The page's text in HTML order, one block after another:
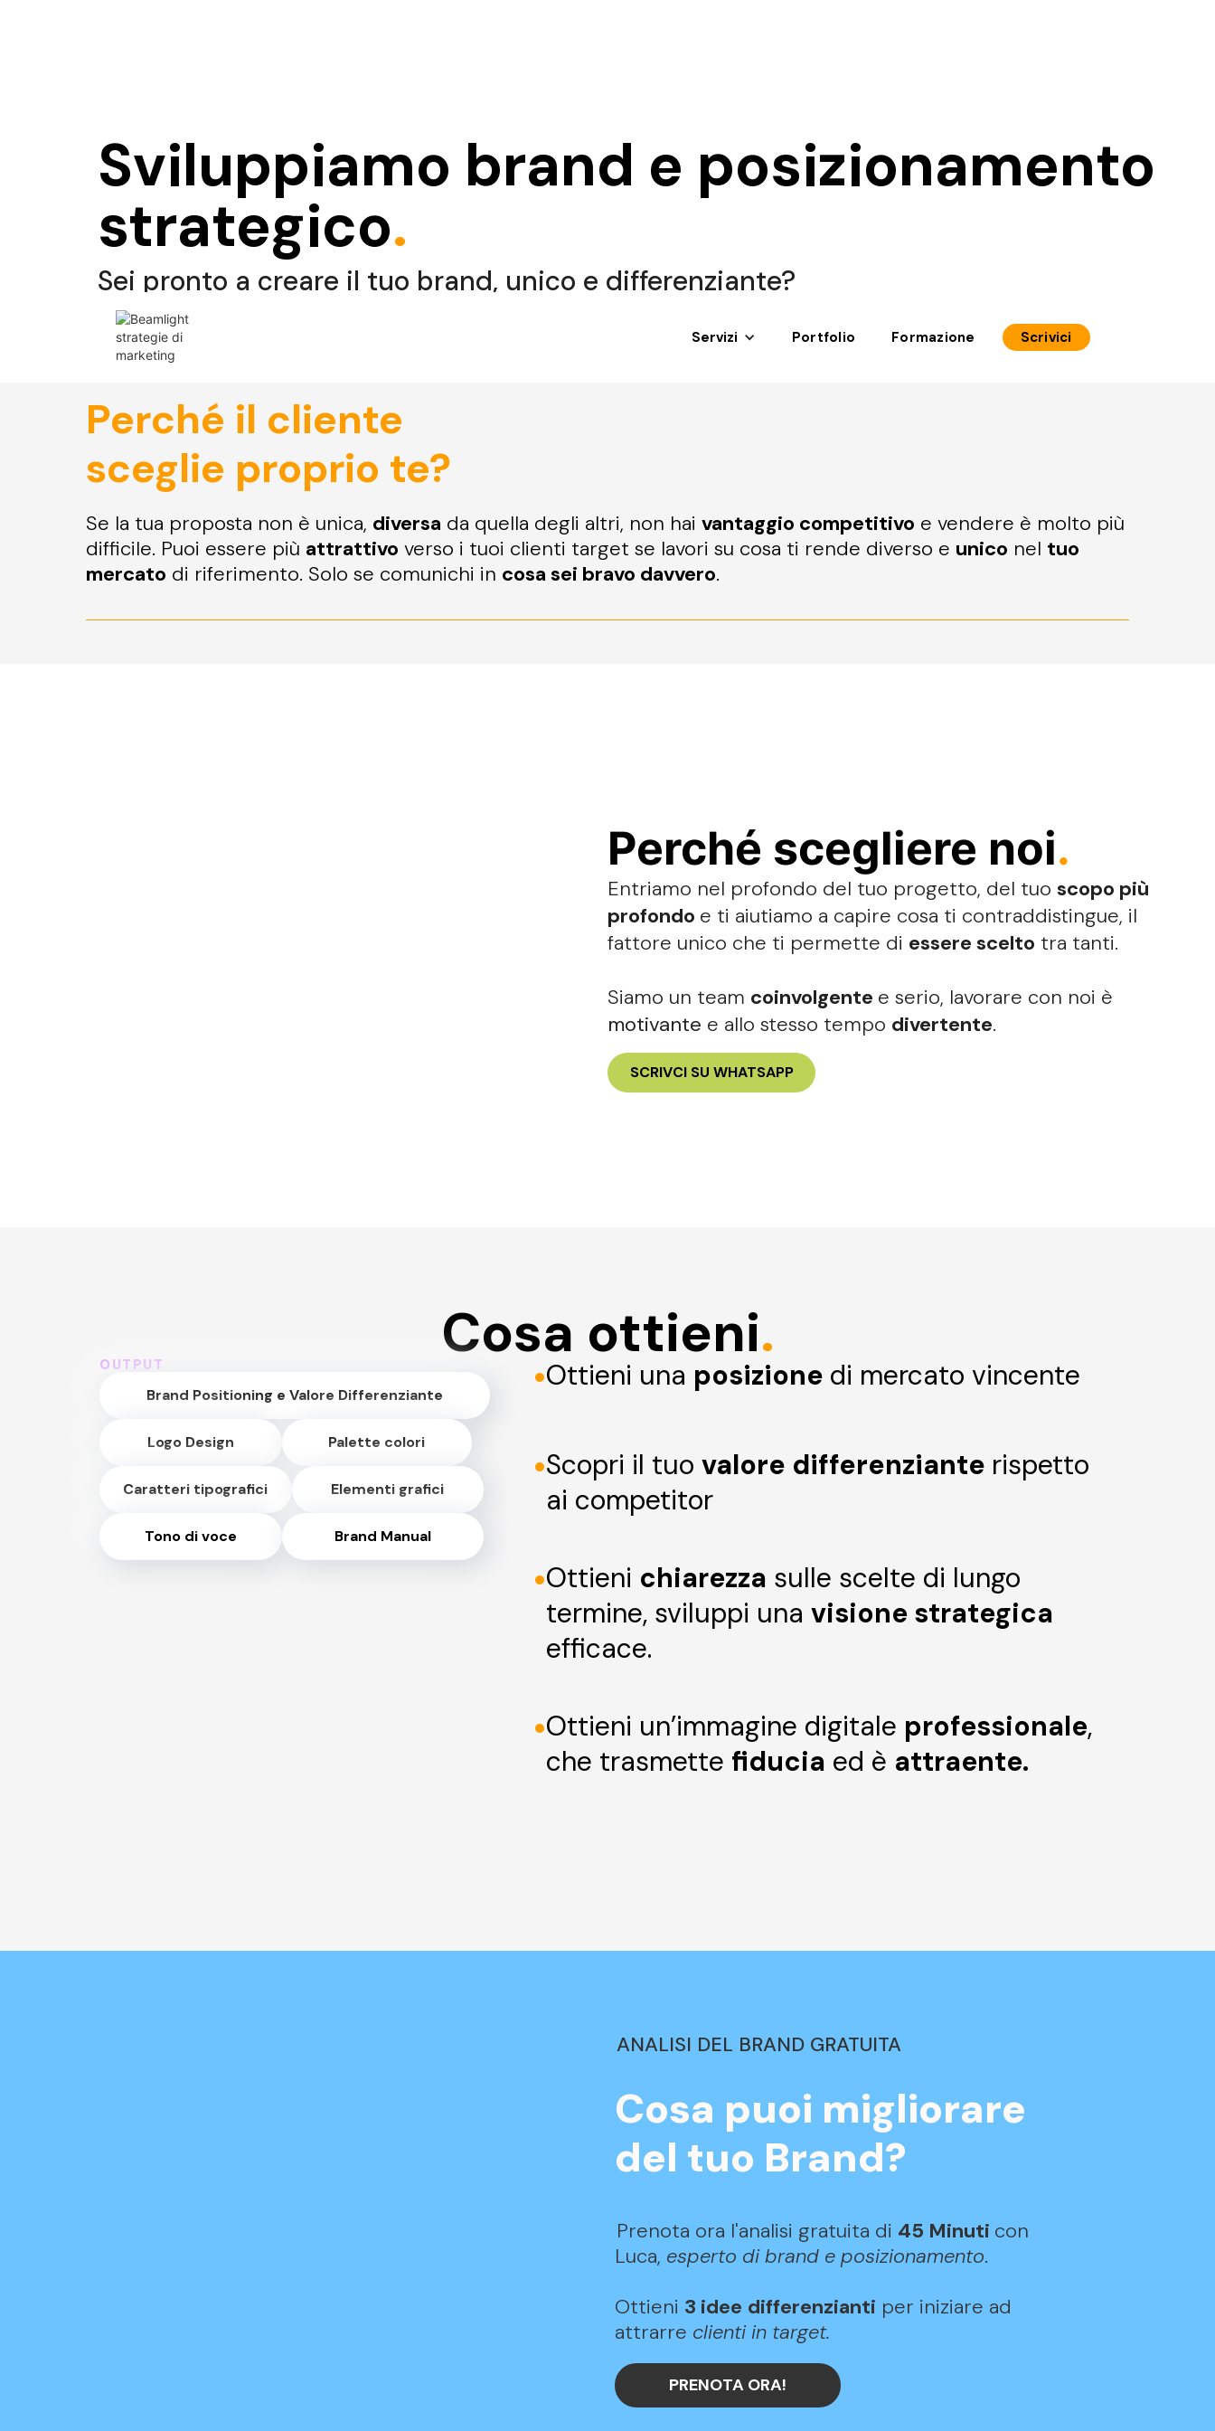
Sviluppiamo brand e posizionamento
strategico.
Sei pronto a creare il tuo brand, unico e differenziante?
VIVI IL PERCORSO Servizi Portfolio Formazione Scrivici
Perché il cliente
sceglie proprio te?
Se la tua proposta non è unica, diversa da quella degli altri, non hai vantaggio competitivo e vendere è molto più
difficile. Puoi essere più attrattivo verso i tuoi clienti target se lavori su cosa ti rende diverso e unico nel tuo
mercato di riferimento. Solo se comunichi in cosa sei bravo davvero.
Perché scegliere noi.
Entriamo nel profondo del tuo progetto, del tuo scopo più
profondo e ti aiutiamo a capire cosa ti contraddistingue, il
fattore unico che ti permette di essere scelto tra tanti.
Siamo un team coinvolgente e serio, lavorare con noi è
motivante e allo stesso tempo divertente.
SCRIVCI SU WHATSAPP
Cosa ottieni.
OUTPUT
Brand Positioning e Valore Differenziante
Logo Design Palette colori
Caratteri tipografici Elementi grafici
Tono di voce Brand Manual
•Ottieni una posizione di mercato vincente
•Scopri il tuo valore differenziante rispetto
ai competitor
•Ottieni chiarezza sulle scelte di lungo
termine, sviluppi una visione strategica
efficace.
•Ottieni un’immagine digitale professionale,
che trasmette fiducia ed è attraente.
ANALISI DEL BRAND GRATUITA
Cosa puoi migliorare
del tuo Brand?
Prenota ora l'analisi gratuita di 45 Minuti con
Luca, esperto di brand e posizionamento.
Ottieni 3 idee differenzianti per iniziare ad
attrarre clienti in target.
PRENOTA ORA!